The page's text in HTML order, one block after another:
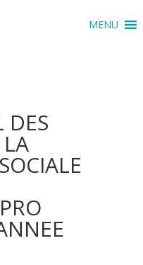
MENU
DES